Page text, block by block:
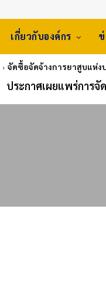
เกี่ยวกับองค์กร
จัดซื้อจัดจ้างการยาสูบแห่ง
ประกาศเผยแพร่การ